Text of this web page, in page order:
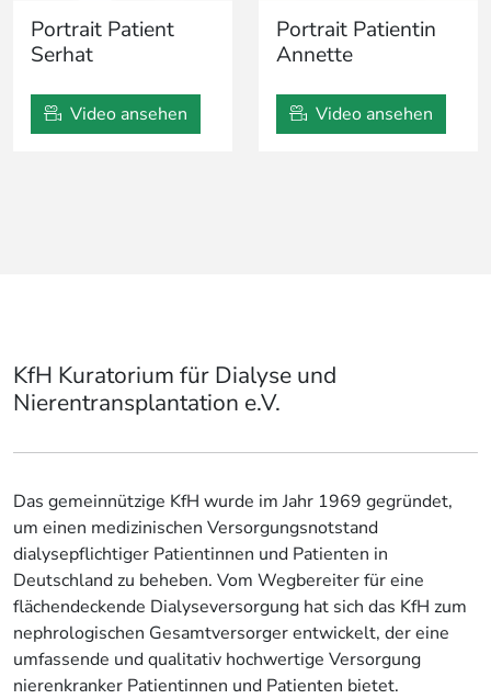
Portrait Patient
Serhat
Video ansehen
Portrait Patientin
Annette
Video ansehen
KfH Kuratorium für Dialyse und
Nierentransplantation e.V.
Das gemeinnützige KfH wurde im Jahr 1969 gegründet,
um einen medizinischen Versorgungsnotstand
dialysepflichtiger Patientinnen und Patienten in
Deutschland zu beheben. Vom Wegbereiter für eine
flächendeckende Dialyseversorgung hat sich das KfH zum
nephrologischen Gesamtversorger entwickelt, der eine
umfassende und qualitativ hochwertige Versorgung
nierenkranker Patientinnen und Patienten bietet.